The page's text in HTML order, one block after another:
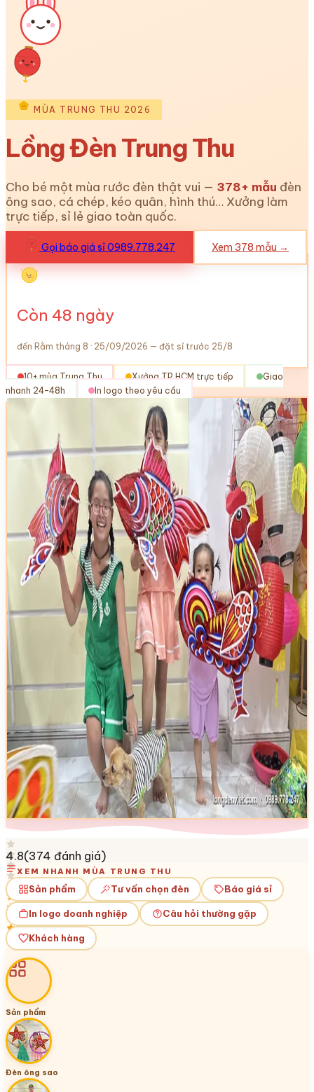
MÙA TRUNG THU 2026
Lồng Đèn Trung Thu
Cho bé một mùa rước đèn thật vui — 378+ mẫu đèn
ông sao, cá chép, kéo quân, hình thú… Xưởng làm
trực tiếp, sỉ lẻ giao toàn quốc.
Gọi báo giá sỉ 0989.778.247 Xem 378 mẫu →
Còn 48 ngày
đến Rằm tháng 8 · 25/09/2026 — đặt sỉ trước 25/8
10+ mùa Trung Thu Xưởng TP.HCM trực tiếp
Giao
nhanh 24–48h
In logo theo yêu cầu
4.8(374 đánh giá)
XEM NHANH MÙA TRUNG THU
Sản phẩm Tư vấn chọn đèn Báo giá sỉ
In logo doanh nghiệp Câu hỏi thường gặp
Khách hàng
Sản phẩm
Đèn ông sao